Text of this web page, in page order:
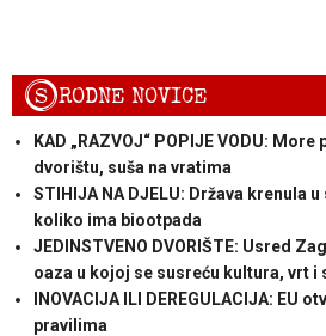
SRODNE NOVICE
KAD „RAZVOJ“ POPIJE VODU:
dvorištu, suša na vratima
STIHIJA NA DJELU: Država krenula
koliko ima biootpada
JEDINSTVENO DVORIŠTE: Usred
oaza u kojoj se susreću kultura, vrt i
INOVACIJA ILI DEREGULACIJA: EU
pravilima